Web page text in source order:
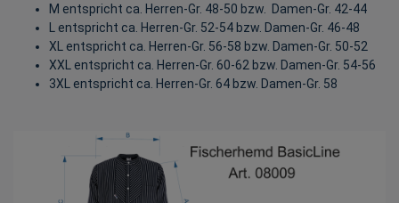
M entspricht ca. Herren-Gr. 48-50 bzw. Damen-Gr. 42-44
L entspricht ca. Herren-Gr. 52-54 bzw. Damen-Gr. 46-48
XL entspricht ca. Herren-Gr. 56-58 bzw. Damen-Gr. 50-52
XXL entspricht ca. Herren-Gr. 60-62 bzw. Damen-Gr. 54-56
3XL entspricht ca. Herren-Gr. 64 bzw. Damen-Gr. 58